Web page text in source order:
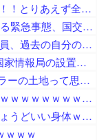
【期間限定】MGS動画が100円セール実施中！！とりあえず全部買うやろｗｗｗｗｗ
国交省の検査機がANA機と空中衝突寸前になる緊急事態、国交省側は己の非を頑として認めず……
高市首相の被災地訪問動画に噛みついた某議員、過去の自分のやらかしを速攻で掘り起こされてしまい……
（ ´_ゝ`）中国「高市政権が法制化を進めた国家情報局の設置日が7月31日」と批判「かつて非人道的な日本軍の細菌部隊を表していた『731』という数字」「戦時中の日本の情報機関『特高警察』の復活」
【衝撃】Q：ムスリム移民って移住先をアッラーの土地って思ってるの？ → 衝撃の回答がコチラ → ｗｗｗｗｗｗｗｗｗｗｗｗｗｗ
【画像】篠田麻里子の寂しがりボディｗｗｗｗｗｗｗｗｗｗｗｗｗｗｗｗｗｗｗ
【画像】池田エライザさん、男ウケ最高のちょうどいい身体ｗｗｗｗ
ｗｗｗ